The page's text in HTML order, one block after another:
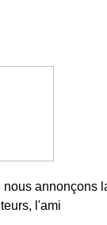
nous annonçons
l'ami